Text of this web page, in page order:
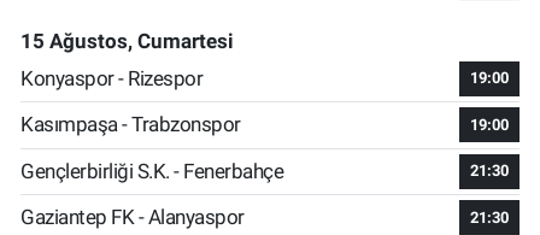
15 Ağustos, Cumartesi
Konyaspor - Rizespor
19:00
Kasımpaşa - Trabzonspor 19:00
Gençlerbirliği S.K. - Fenerbahçe 21:30
Gaziantep FK - Alanyaspor 21:30